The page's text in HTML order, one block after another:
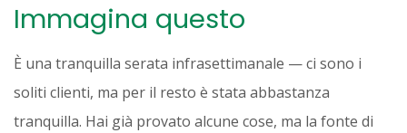
Immagina questo
È una tranquilla serata infrasettimanale — ci sono i
soliti clienti, ma per il resto è stata abbastanza
tranquilla. Hai già provato alcune cose, ma la fonte di